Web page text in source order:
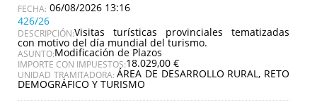
06/08/2026 13:16
426/26
DESCRIPCIÓN:Visitas turísticas provinciales tematizadas
con motivo del día mundial del turismo.
ASUNTO:Modificación de Plazos
IMPORTE CON IMPUESTOS:18.029,00 €
UNIDAD TRAMITADORA:ÁREA DE DESARROLLO RURAL, RETO
DEMOGRÁFICO Y TURISMO